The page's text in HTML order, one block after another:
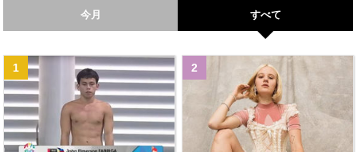
今月 すべて